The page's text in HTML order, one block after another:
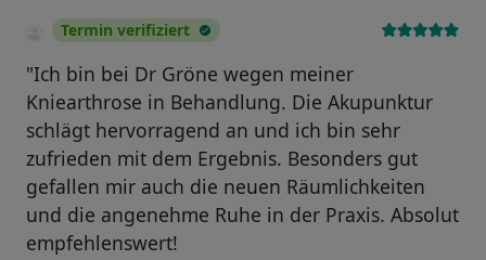
Termin verifiziert
"Ich bin bei Dr Gröne wegen meiner
Kniearthrose in Behandlung. Die Akupunktur
schlägt hervorragend an und ich bin sehr
zufrieden mit dem Ergebnis. Besonders gut
gefallen mir auch die neuen Räumlichkeiten
und die angenehme Ruhe in der Praxis. Absolut
empfehlenswert!